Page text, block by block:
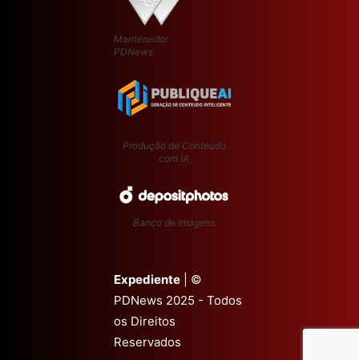
Mantenedor
PDNews
Produção de Conteúdo
com IA
Banco de Imagens
Expediente | ©
PDNews 2025 - Todos
os Direitos
Reservados